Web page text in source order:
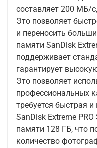
составляет 200 МБ/
Это позволяет
и переносить большие
памяти SanDisk
поддерживает
гарантирует
Это позволяет
профессиональных
требуется быстрая
SanDisk Extreme
памяти 128 ГБ, что
количество